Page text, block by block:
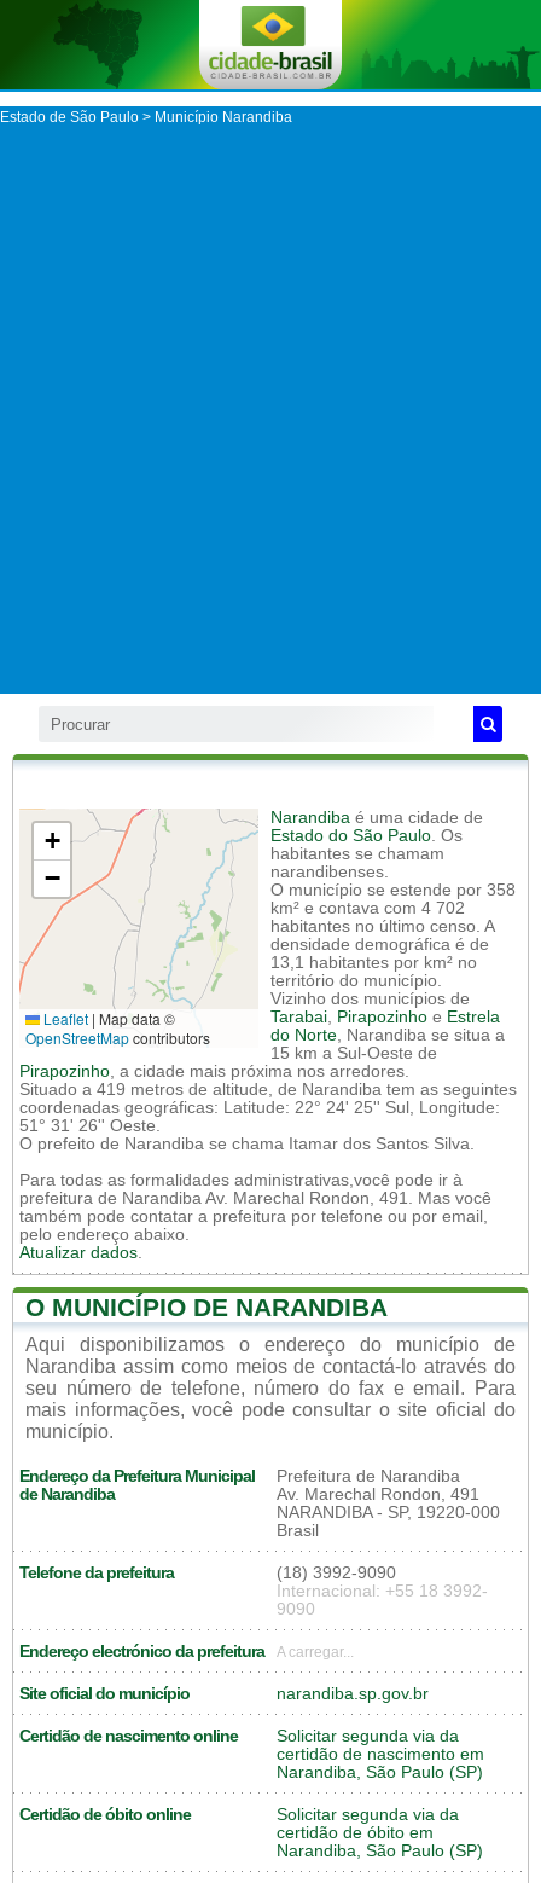
Estado de São Paulo > Município Narandiba
+
−
Leaflet | Map data ©
OpenStreetMapcontributors
Narandiba é uma cidade de
Estado do São Paulo. Os
habitantes se chamam
narandibenses.
O município se estende por 358
km² e contava com 4 702
habitantes no último censo. A
densidade demográfica é de
13,1 habitantes por km² no
território do município.
Vizinho dos municípios de
Tarabai, Pirapozinho e Estrela
do Norte, Narandiba se situa a
15 km a Sul-Oeste de
Pirapozinho, a cidade mais próxima nos arredores.
Situado a 419 metros de altitude, de Narandiba tem as seguintes
coordenadas geográficas: Latitude: 22° 24' 25'' Sul, Longitude:
51° 31' 26'' Oeste.
O prefeito de Narandiba se chama Itamar dos Santos Silva.
Para todas as formalidades administrativas,você pode ir à
prefeitura de Narandiba Av. Marechal Rondon, 491. Mas você
também pode contatar a prefeitura por telefone ou por email,
pelo endereço abaixo.
Atualizar dados.
O MUNICÍPIO DE NARANDIBA
Aqui disponibilizamos o endereço do município de
Narandiba assim como meios de contactá-lo através do
seu número de telefone, número do fax e email. Para
mais informações, você pode consultar o site oficial do
município.
Endereço da Prefeitura Municipal
de Narandiba
Prefeitura de Narandiba
Av. Marechal Rondon, 491
NARANDIBA - SP, 19220-000
Brasil
Telefone da prefeitura
(18) 3992-9090
Internacional: +55 18 3992-
9090
Endereço electrónico da prefeitura A carregar...
Site oficial do município narandiba.sp.gov.br
Certidão de nascimento online
Solicitar segunda via da
certidão de nascimento em
Narandiba, São Paulo (SP)
Certidão de óbito online
Solicitar segunda via da
certidão de óbito em
Narandiba, São Paulo (SP)